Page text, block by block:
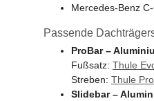
Mercedes-Benz
Passende
ProBar –
Fußsatz: Thule
Streben: Thule
Slidebar –